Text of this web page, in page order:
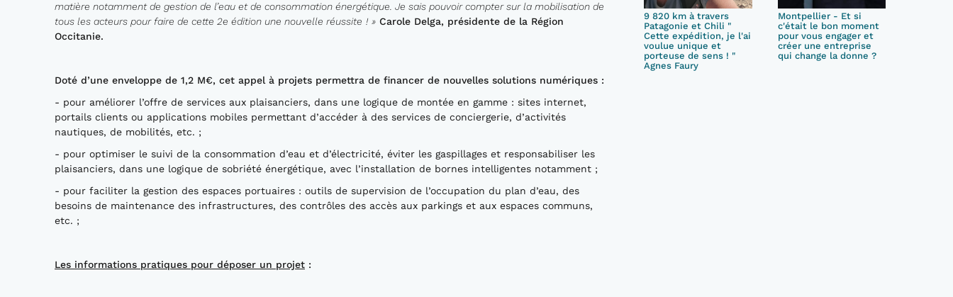
matière notamment de gestion de l’eau et de consommation énergétique. Je sais pouvoircompter sur la mobilisation de
tous les acteurs pour faire de cette 2e édition une nouvelle réussite ! » Carole Delga, présidente de la Région
Occitanie.
Doté d’une enveloppe de 1,2 M€, cet appel à projets permettra de financer de nouvelles solutions numériques :
- pour améliorer l’offre de services aux plaisanciers, dans une logique de montée en gamme : sites internet,
portails clients ou applications mobiles permettant d’accéder à des services de conciergerie, d’activités
nautiques, de mobilités, etc. ;
- pour optimiser le suivi de la consommation d’eau et d’électricité, éviter les gaspillages et responsabiliser les
plaisanciers, dans une logique de sobriété énergétique, avec l’installation de bornes intelligentes notamment ;
- pour faciliter la gestion des espaces portuaires : outils de supervision de l’occupation du plan d’eau, des
besoins de maintenance des infrastructures, des contrôles des accès aux parkings et aux espaces communs,
etc. ;
Les informations pratiques pour déposer un projet :
9 820 km à travers
Patagonie et Chili "
Cette expédition, je l'ai
voulue unique et
porteuse de sens ! "
Agnes Faury
Montpellier - Et si
c'était le bon moment
pour vous engager et
créer une entreprise
qui change la donne ?